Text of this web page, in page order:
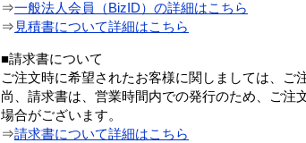
⇒一般法人会員（BizID）の詳細はこちら
⇒ 見積書について詳細はこちら
■請求書について
ご注文時に希望されたお客様に関しましては、ご
尚、請求書は、営業時間内での発行のため、ご注
場合がございます。
⇒請求書について詳細はこちら